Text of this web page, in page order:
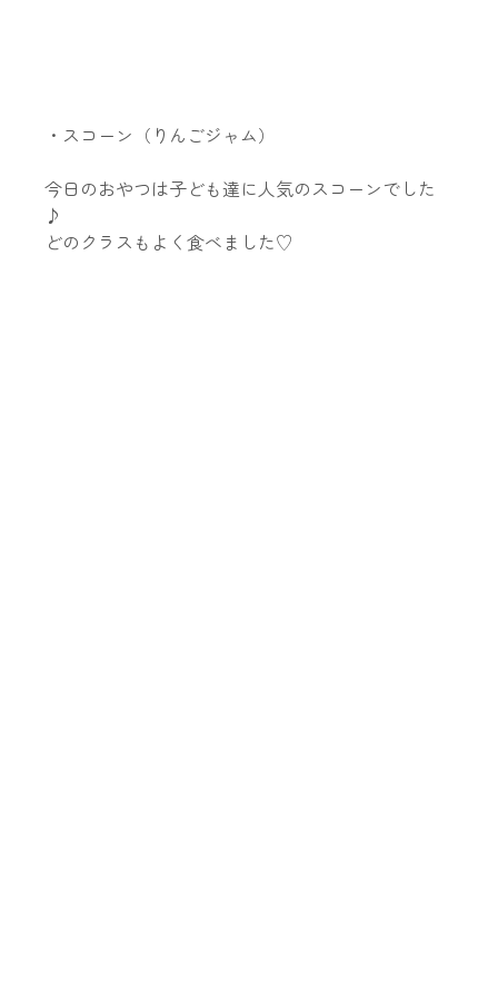
・スコーン（りんごジャム）
今日のおやつは子ども達に人気のスコーンでした
♪
どのクラスもよく食べました♡